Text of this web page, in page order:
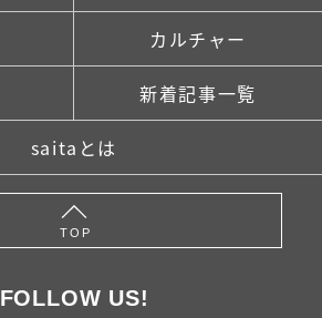
カルチャー
新着記事一覧
saitaとは
TOP
FOLLOW US!